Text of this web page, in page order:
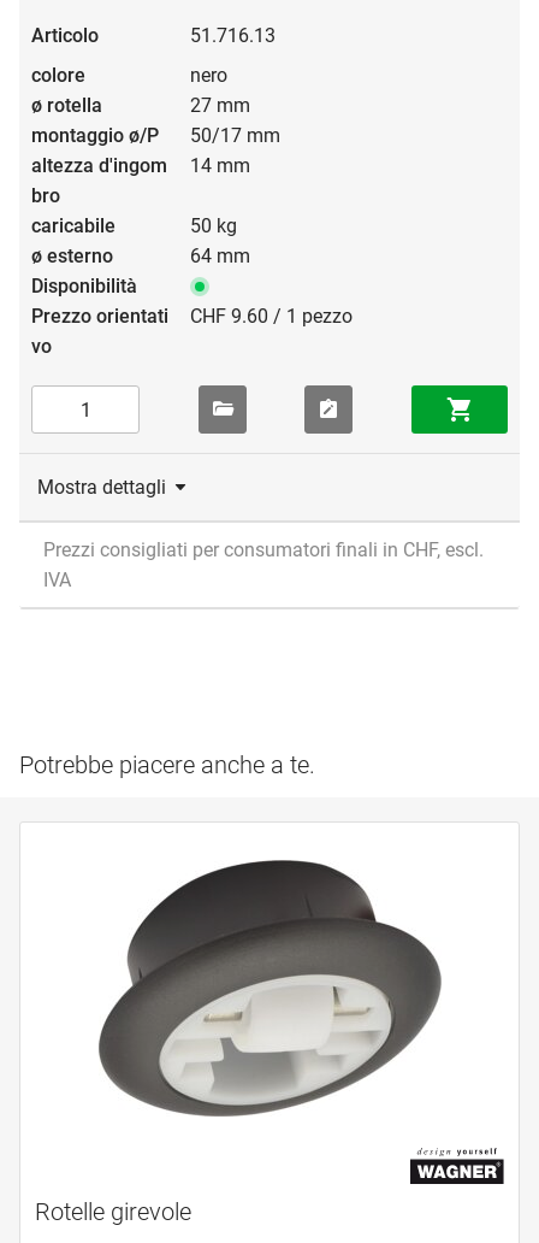
51.716.13
nero
27 mm
50/17 mm
14 mm
50 kg
64 mm
CHF 9.60 / 1 pezzo
Mostra dettagli
Prezzi consigliati per consumatori finali in CHF, escl.
IVA
Potrebbe piacere anche a te.
Rotelle girevole